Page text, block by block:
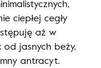
ciepłej cegły
aż w
jasnych beży,
antracyt.